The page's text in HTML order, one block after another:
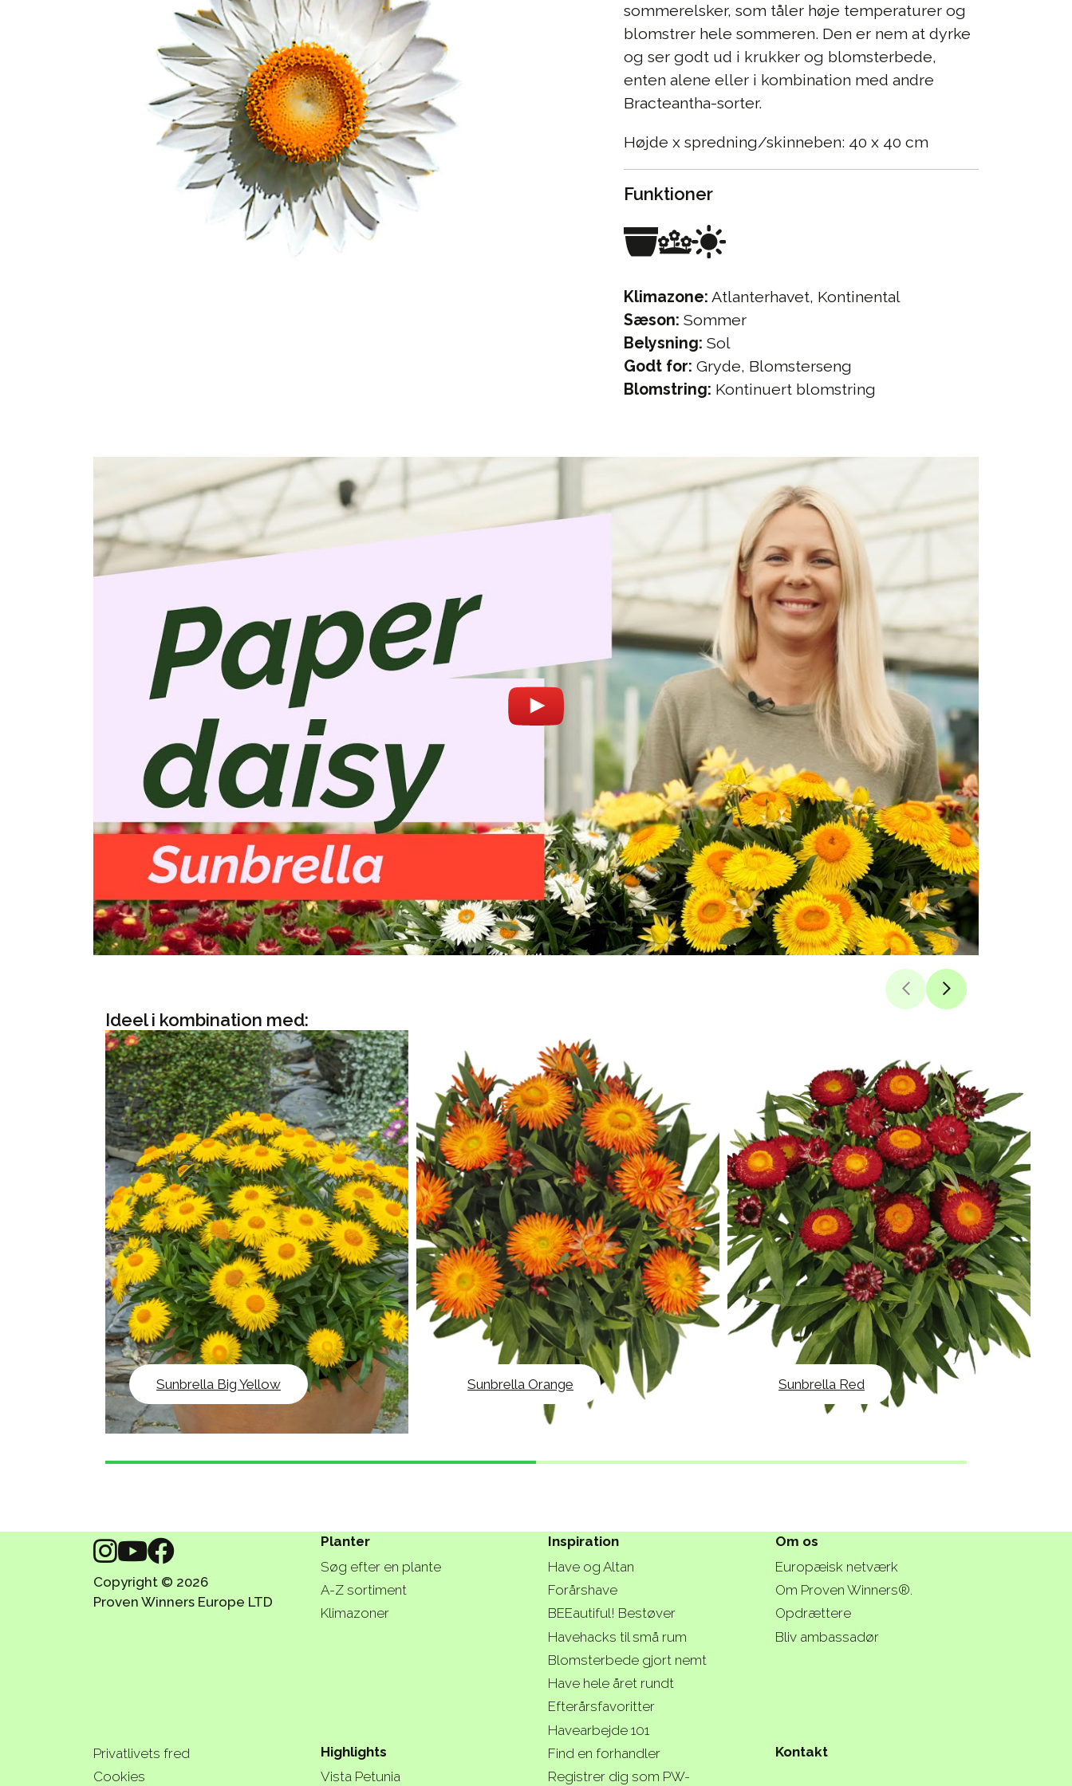
sommerelsker, som tåler høje temperaturer og
blomstrer hele sommeren. Den er nem at dyrke
og ser godt ud i krukker og blomsterbede,
enten alene eller i kombination med andre
Bracteantha-sorter.
Højde x spredning/skinneben: 40 x 40 cm
Funktioner
Klimazone: Atlanterhavet, Kontinental
Sæson: Sommer
Belysning: Sol
Godt for: Gryde, Blomsterseng
Blomstring: Kontinuert blomstring
Ideel i kombination med:
Sunbrella Big Yellow Sunbrella Orange Sunbrella Red
Copyright © 2026
Proven Winners Europe LTD
Planter
Søg efter en plante
A-Z sortiment
Klimazoner
Inspiration
Have og Altan
Forårshave
BEEautiful! Bestøver
Havehacks til små rum
Blomsterbede gjort nemt
Have hele året rundt
Efterårsfavoritter
Havearbejde 101
Om os
Europæisk netværk
Om Proven Winners®.
Opdrættere
Bliv ambassadør
Privatlivets fred
Cookies
Highlights
Vista Petunia
Find en forhandler
Registrer dig som PW-
Kontakt